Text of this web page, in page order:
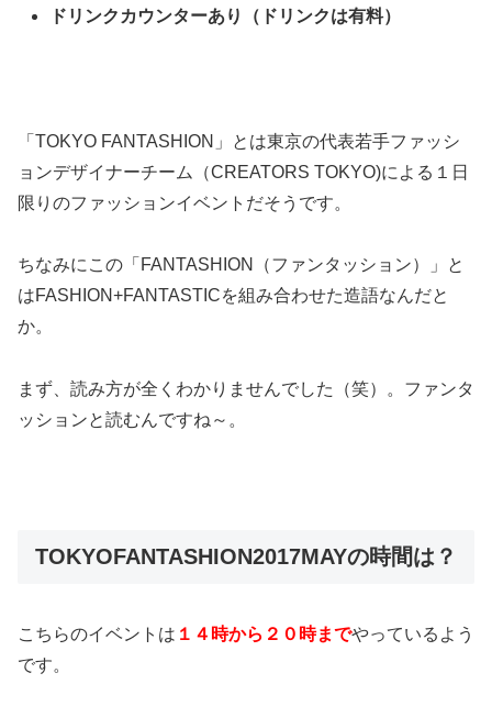
ドリンクカウンターあり（ドリンクは有料）
「TOKYO FANTASHION」とは東京の代表若手ファッシ
ョンデザイナーチーム（CREATORS TOKYO)による１日
限りのファッションイベントだそうです。
ちなみにこの「FANTASHION（ファンタッション）」と
はFASHION+FANTASTICを組み合わせた造語なんだと
か。
まず、読み方が全くわかりませんでした（笑）。ファンタ
ッションと読むんですね～。
TOKYOFANTASHION2017MAYの時間は？
こちらのイベントは １４時から２０時までやっているよう
です。